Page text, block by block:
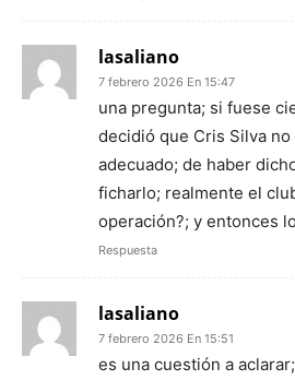
lasaliano
7 febrero 2026 En 15:47
una pregunta; si fuese
decidió que Cris Silva
adecuado; de haber
ficharlo; realmente el
operación?; y entonces
Respuesta
lasaliano
7 febrero 2026 En 15:51
es una cuestión a